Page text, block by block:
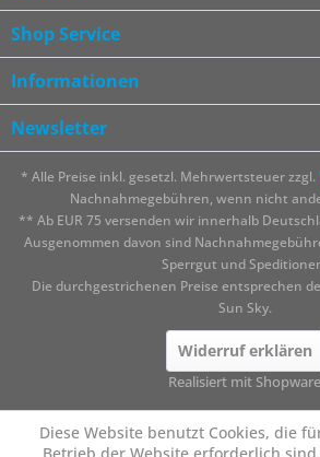
Shop Service
Informationen
Newsletter
* Alle Preise inkl. gesetzl. Mehrwertsteuer zzgl.
Nachnahmegebühren, wenn nicht
** Ab EUR 75 versenden wir innerhalb
Ausgenommen davon sind
Sperrgut und
Die durchgestrichenen Preise entsprechen
Sun Sky.
Widerruf erklären
Realisiert mit Shopware
Diese Website benutzt Cookies, die